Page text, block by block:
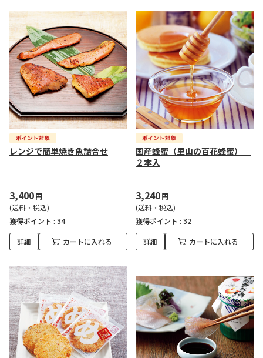
レンジで簡単焼き魚詰合せ
3,400円
(送料・税込)
獲得ポイント : 34
詳細 カートに入れる
国産蜂蜜（里山の百花蜂蜜）
２本入
3,240円
(送料・税込)
獲得ポイント : 32
詳細 カートに入れる